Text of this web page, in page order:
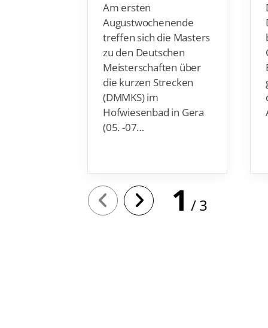
Am ersten
Augustwochenende
treffen sich die Masters
zu den Deutschen
Meisterschaften über
die kurzen Strecken
(DMMKS) im
Hofwiesenbad in Gera
(05. -07…
1 3